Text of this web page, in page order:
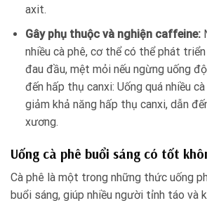
axit.
Gây phụ thuộc và nghiện caffeine:
nhiều cà phê, cơ thể có thể phát
đau đầu, mệt mỏi nếu ngừng uống
đến hấp thụ canxi: Uống quá nhiều
giảm khả năng hấp thụ canxi, dẫn
xương.
Uống cà phê buổi sáng có tốt
Cà phê là một trong những thức uống
buổi sáng, giúp nhiều người tỉnh táo và